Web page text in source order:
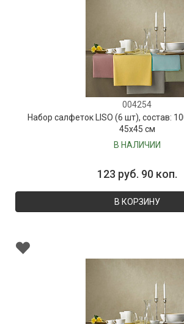
004254
Набор салфеток LISO (6 шт), состав:
45х45 см
В НАЛИЧИИ
123 руб. 90 коп.
В КОРЗИНУ